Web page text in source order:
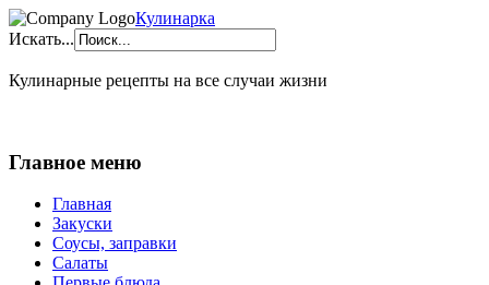
Кулинарка
Искать...
Кулинарные рецепты на все случаи жизни
Главное меню
Главная
Закуски
Соусы, заправки
Салаты